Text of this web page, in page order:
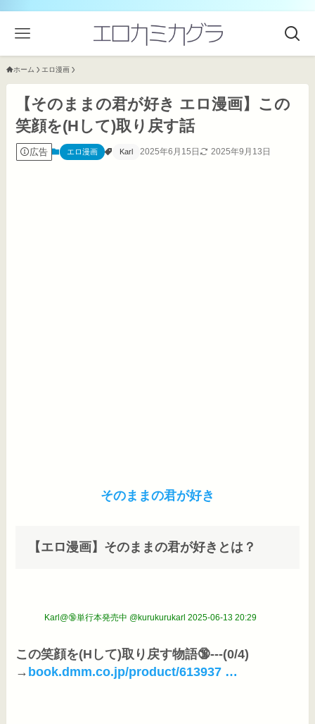
ホーム エロ漫画
【そのままの君が好き エロ漫画】この
笑顔を(Hして)取り戻す話
広告 エロ漫画 Karl 2025年6月15日 2025年9月13日
そのままの君が好き
【エロ漫画】そのままの君が好きとは？
Karl@🔞単行本発売中 @kurukurukarl 2025-06-13 20:29
この笑顔を(Hして)取り戻す物語🔞---(0/4)
→ book.dmm.co.jp/product/613937 …